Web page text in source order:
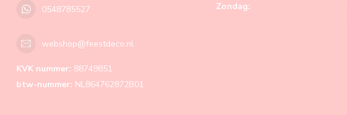
0548785527
webshop@feestdeco.nl
KVK nummer: 88749851
btw-nummer: NL864762872B01
Zondag: